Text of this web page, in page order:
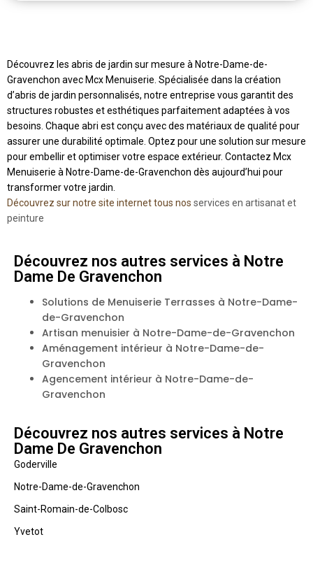
Découvrez les abris de jardin sur mesure à Notre-Dame-de-
Gravenchon avec Mcx Menuiserie. Spécialisée dans la création
d’abris de jardin personnalisés, notre entreprise vous garantit des
structures robustes et esthétiques parfaitement adaptées à vos
besoins. Chaque abri est conçu avec des matériaux de qualité pour
assurer une durabilité optimale. Optez pour une solution sur mesure
pour embellir et optimiser votre espace extérieur. Contactez Mcx
Menuiserie à Notre-Dame-de-Gravenchon dès aujourd’hui pour
transformer votre jardin.
Découvrez sur notre site internet tous nos services en artisanat et
peinture
Découvrez nos autres services à Notre
Dame De Gravenchon
Solutions de Menuiserie Terrasses à Notre-Dame-
de-Gravenchon
Artisan menuisier à Notre-Dame-de-Gravenchon
Aménagement intérieur à Notre-Dame-de-
Gravenchon
Agencement intérieur à Notre-Dame-de-
Gravenchon
Découvrez nos autres services à Notre
Dame De Gravenchon
Goderville
Notre-Dame-de-Gravenchon
Saint-Romain-de-Colbosc
Yvetot